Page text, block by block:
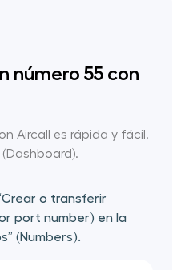
número 55 con
Aircall es rápida y fácil.
o transferir
port number) en la
(Numbers).